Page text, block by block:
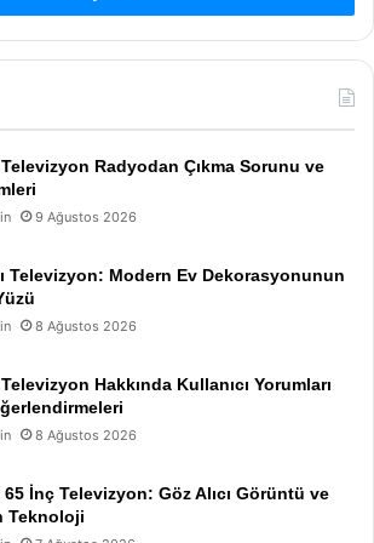
Radyodan Çıkma Sorunu ve
9 Ağustos 2026
Televizyon: Modern Ev Dekorasyonunun
8 Ağustos 2026
Hakkında Kullanıcı Yorumları
8 Ağustos 2026
İnç Televizyon: Göz Alıcı Görüntü ve
Teknoloji